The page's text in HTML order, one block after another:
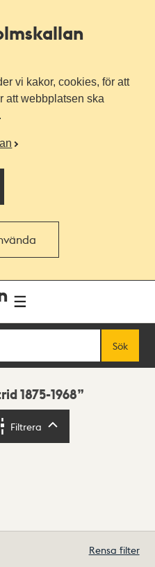
vi kakor, cookies, för att
att webbplatsen ska
Sök
1875-1968
Filtrera
Rensa filter